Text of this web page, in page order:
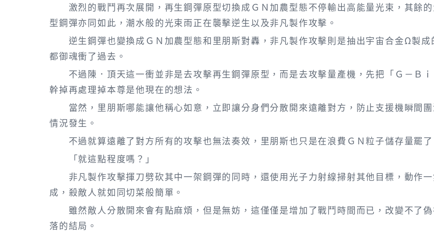
激烈的戰鬥再次展開，再生鋼彈原型切換成ＧＮ加農型態不停輸出高能量光束，其餘的
型鋼彈亦同如此，潮水般的光束雨正在襲擊逆生以及非凡製作攻擊。
逆生鋼彈也變換成ＧＮ加農型態和里朋斯對轟，非凡製作攻擊則是抽出宇宙合金Ω製成
都御魂衝了過去。
不過陳．頂天這一衝並非是去攻擊再生鋼彈原型，而是去攻擊量產機，先把「Ｇ－Ｂｉ
幹掉再處理掉本尊是他現在的想法。
當然，里朋斯哪能讓他稱心如意，立即讓分身們分散開來遠離對方，防止支援機瞬間團
情況發生。
不過就算遠離了對方所有的攻擊也無法奏效，里朋斯也只是在浪費ＧＮ粒子儲存量罷了
「就這點程度嗎？」
非凡製作攻擊揮刀劈砍其中一架鋼彈的同時，還使用光子力射線掃射其他目標，動作
成，殺敵人就如同切菜般簡單。
雖然敵人分散開來會有點麻煩，但是無妨，這僅僅是增加了戰鬥時間而已，改變不了偽
落的結局。